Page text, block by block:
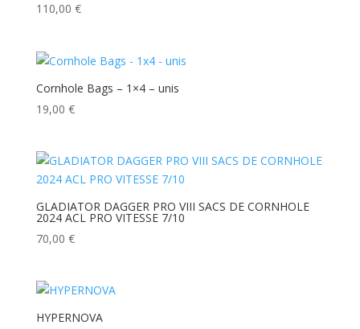
110,00 €
Cornhole Bags – 1×4 – unis
19,00 €
GLADIATOR DAGGER PRO VIII SACS DE CORNHOLE
2024 ACL PRO VITESSE 7/10
70,00 €
HYPERNOVA